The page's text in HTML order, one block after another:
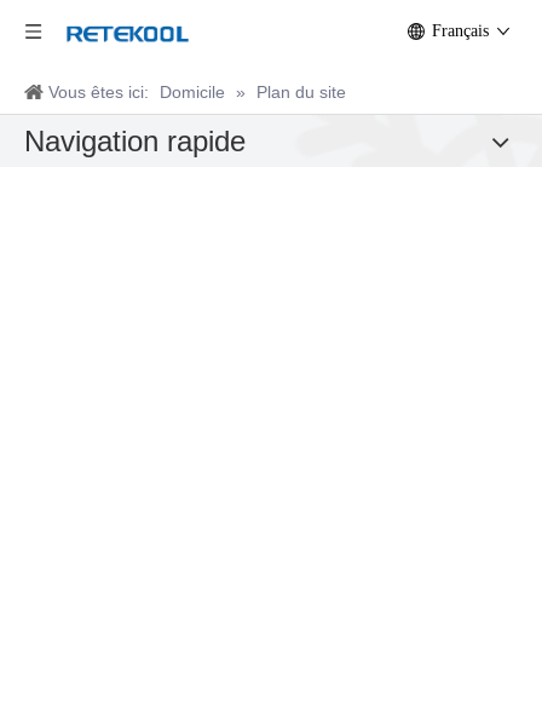
Français
Vous êtes ici: Domicile » Plan du site
Navigation rapide